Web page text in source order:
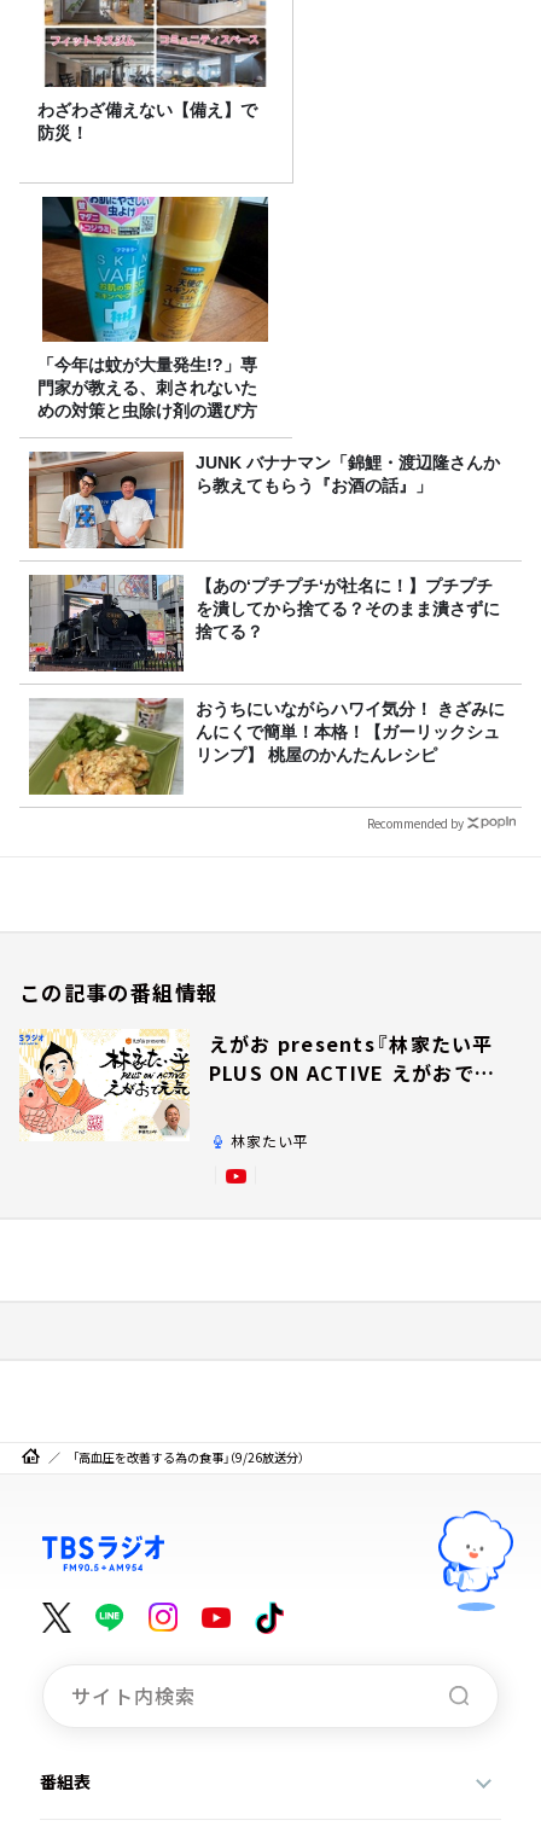
わざわざ備えない【備え】で
防災！
「今年は蚊が大量発生!?」専
門家が教える、刺されないた
めの対策と虫除け剤の選び方
JUNK バナナマン「錦鯉・渡辺隆さんか
ら教えてもらう『お酒の話』」
【あの‘プチプチ‘が社名に！】プチプチ
を潰してから捨てる？そのまま潰さずに
捨てる？
おうちにいながらハワイ気分！ きざみに
んにくで簡単！本格！【ガーリックシュ
リンプ】 桃屋のかんたんレシピ
Recommended by
この記事の番組情報
えがお presents『林家たい平
PLUS ON ACTIVE えがおで元
林家たい平
「高血圧を改善する為の食事」（9/26放送分）
番組表